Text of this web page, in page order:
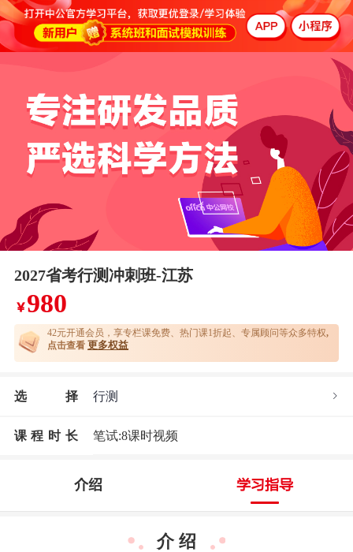
2027省考行测冲刺班-江苏
￥980
42元开通会员，享专栏课免费、热门课1折起、专属顾问等众多特权,
点击查看 更多权益
选 择 行测
课程时长 笔试:8课时视频
介绍 学习指导
介 绍